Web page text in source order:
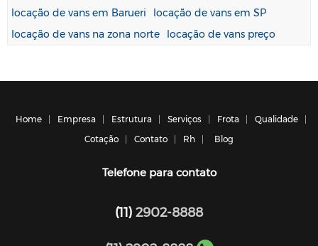
locação de vans em Barueri
locação de vans em SP
locação de vans na zona norte
locação de vans preço
Home Empresa Estrutura Serviços Frota
Qualidade
Cotação
Contato Rh Blog
Telefone para contato
(11) 2902-8888